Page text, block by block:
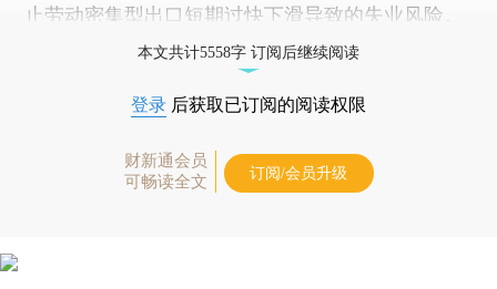
止劳动密集型出口短期过快下滑导致的失业风险。
本文共计5558字 订阅后继续阅读
登录 后获取已订阅的阅读权限
财新通会员
可畅读全文
订阅/会员升级